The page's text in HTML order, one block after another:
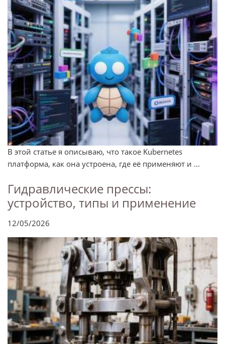
В этой статье я описываю, что такое Kubernetes
платформа, как она устроена, где её применяют и ...
Гидравлические прессы:
устройство, типы и применение
12/05/2026